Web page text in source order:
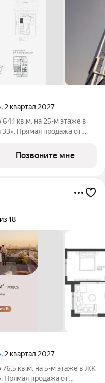
, 2 квартал 2027
кв.м. на 25-м этаже в
Прямая продажа от
застройщика
Позвоните мне
18
, 2 квартал 2027
76.5 кв.м. на 5-м этаже в ЖК
Прямая продажа от